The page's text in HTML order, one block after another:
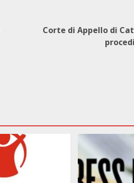
Corte di Appello di